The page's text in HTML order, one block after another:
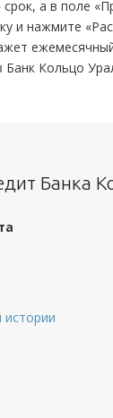
срок, а в поле
и нажмите
Кольцо
Банка
истории